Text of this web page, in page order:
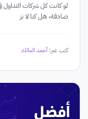
لو كانت كل شركات
صادقة، هل كنا لا نز
كتب عبر: أحمد المالك